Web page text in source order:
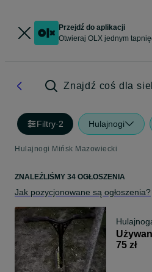
Przejdź do aplikacji
Otwieraj OLX jednym
Znajdź coś dla
Filtry·2 Hulajnogi
Hulajnogi Mińsk Mazowiecki
ZNALEŹLIŚMY 34 OGŁOSZENIA
Jak pozycjonowane są ogłoszenia?
75 zł